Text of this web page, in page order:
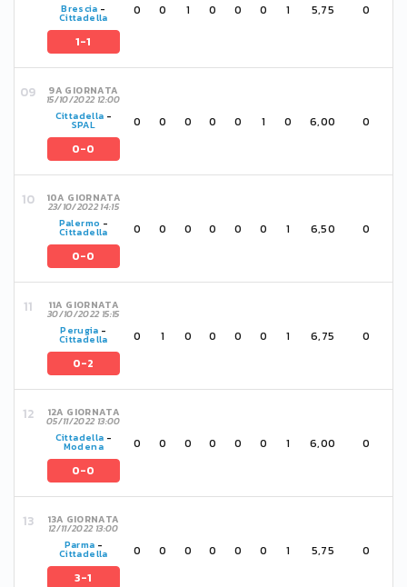
Brescia -
Cittadella
1-1
0 0 1 0 0 0 1 5,75 0
9A GIORNATA
15/10/2022 12:00
Cittadella -
SPAL
0-0
0 0 0 0 0 1 0 6,00 0
10A GIORNATA
23/10/2022 14:15
Palermo -
Cittadella
0-0
0 0 0 0 0 0 1 6,50 0
11A GIORNATA
30/10/2022 15:15
Perugia -
Cittadella
0-2
0 1 0 0 0 0 1 6,75 0
12A GIORNATA
05/11/2022 13:00
Cittadella -
Modena
0-0
0 0 0 0 0 0 1 6,00 0
13A GIORNATA
12/11/2022 13:00
Parma -
Cittadella
3-1
0 0 0 0 0 0 1 5,75 0